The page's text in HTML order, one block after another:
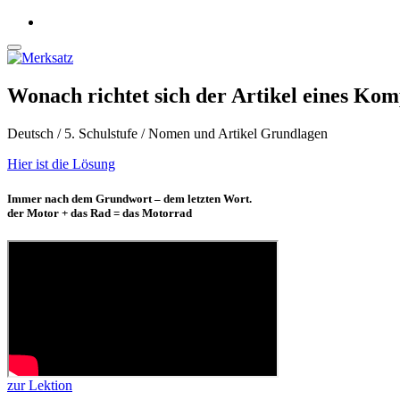
Wonach richtet sich der Artikel eines
Deutsch / 5. Schulstufe / Nomen und Artikel Grundlagen
Hier ist die Lösung
Immer nach dem Grundwort – dem letzten Wort.
der Motor + das Rad = das Motorrad
zur Lektion